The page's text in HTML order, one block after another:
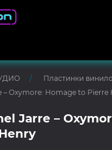
Пластинки
– Oxymore: Homage to Pierre
Jarre –